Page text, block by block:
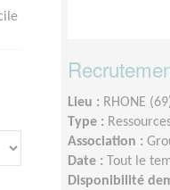
Lieu : RHONE
Type :
Association :
Date :
Tout le
Disponibilité